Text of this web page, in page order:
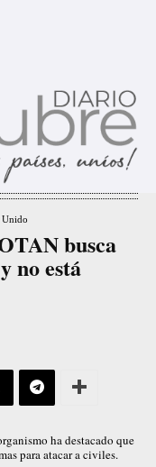
Unido
busca
no está
ha destacado que
para atacar a civiles.